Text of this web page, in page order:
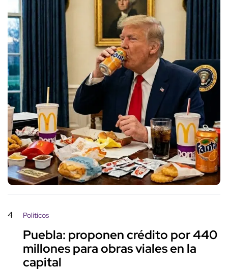
4 Políticos
Puebla: proponen crédito por 440
millones para obras viales en la
capital